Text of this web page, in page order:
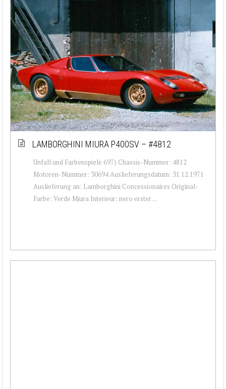
LAMBORGHINI MIURA P400SV – #4812
Unfall und Farbenspiele 697) Chassis-Nummer: 4812
Motoren-Nummer: 30694 Auslieferungsdatum: 31.12.1971
Auslieferung an: Lamborghini Concessionaires Original-
Farbe: Verde Miura Interieur: nero erster ...